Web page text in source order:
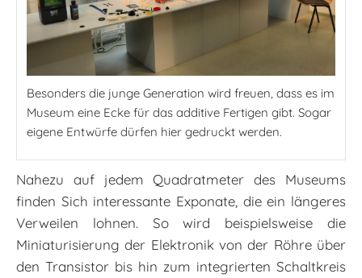
Besonders die junge Generation wird freuen, dass es im
Museum eine Ecke für das additive Fertigen gibt. Sogar
eigene Entwürfe dürfen hier gedruckt werden.
Nahezu auf jedem Quadratmeter des Museums
finden Sich interessante Exponate, die ein längeres
Verweilen lohnen. So wird beispielsweise die
Miniaturisierung der Elektronik von der Röhre über
den Transistor bis hin zum integrierten Schaltkreis